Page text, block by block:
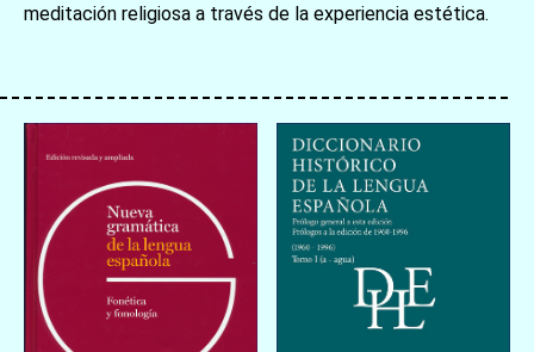
meditación religiosa a través de la experiencia estética.